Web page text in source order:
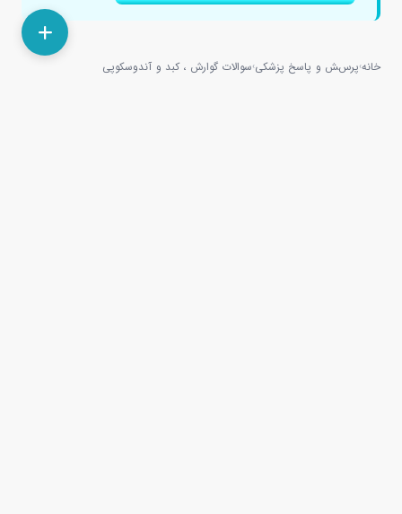
خانه›پرسش و پاسخ پزشکی›سوالات گوارش ، کبد و آندوسکوپی